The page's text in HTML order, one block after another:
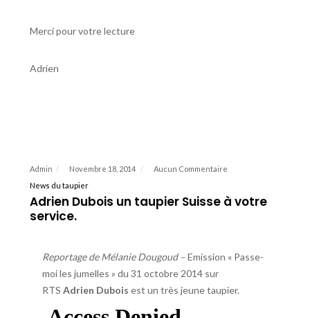
Merci pour votre lecture
Adrien
Admin Novembre 18, 2014
Aucun Commentaire
News du taupier
Adrien Dubois un taupier Suisse à votre
service.
Reportage de Mélanie Dougoud –Emission « Passe-
moi les jumelles » du 31 octobre 2014 sur
RTS Adrien Dubois est un très jeune taupier.